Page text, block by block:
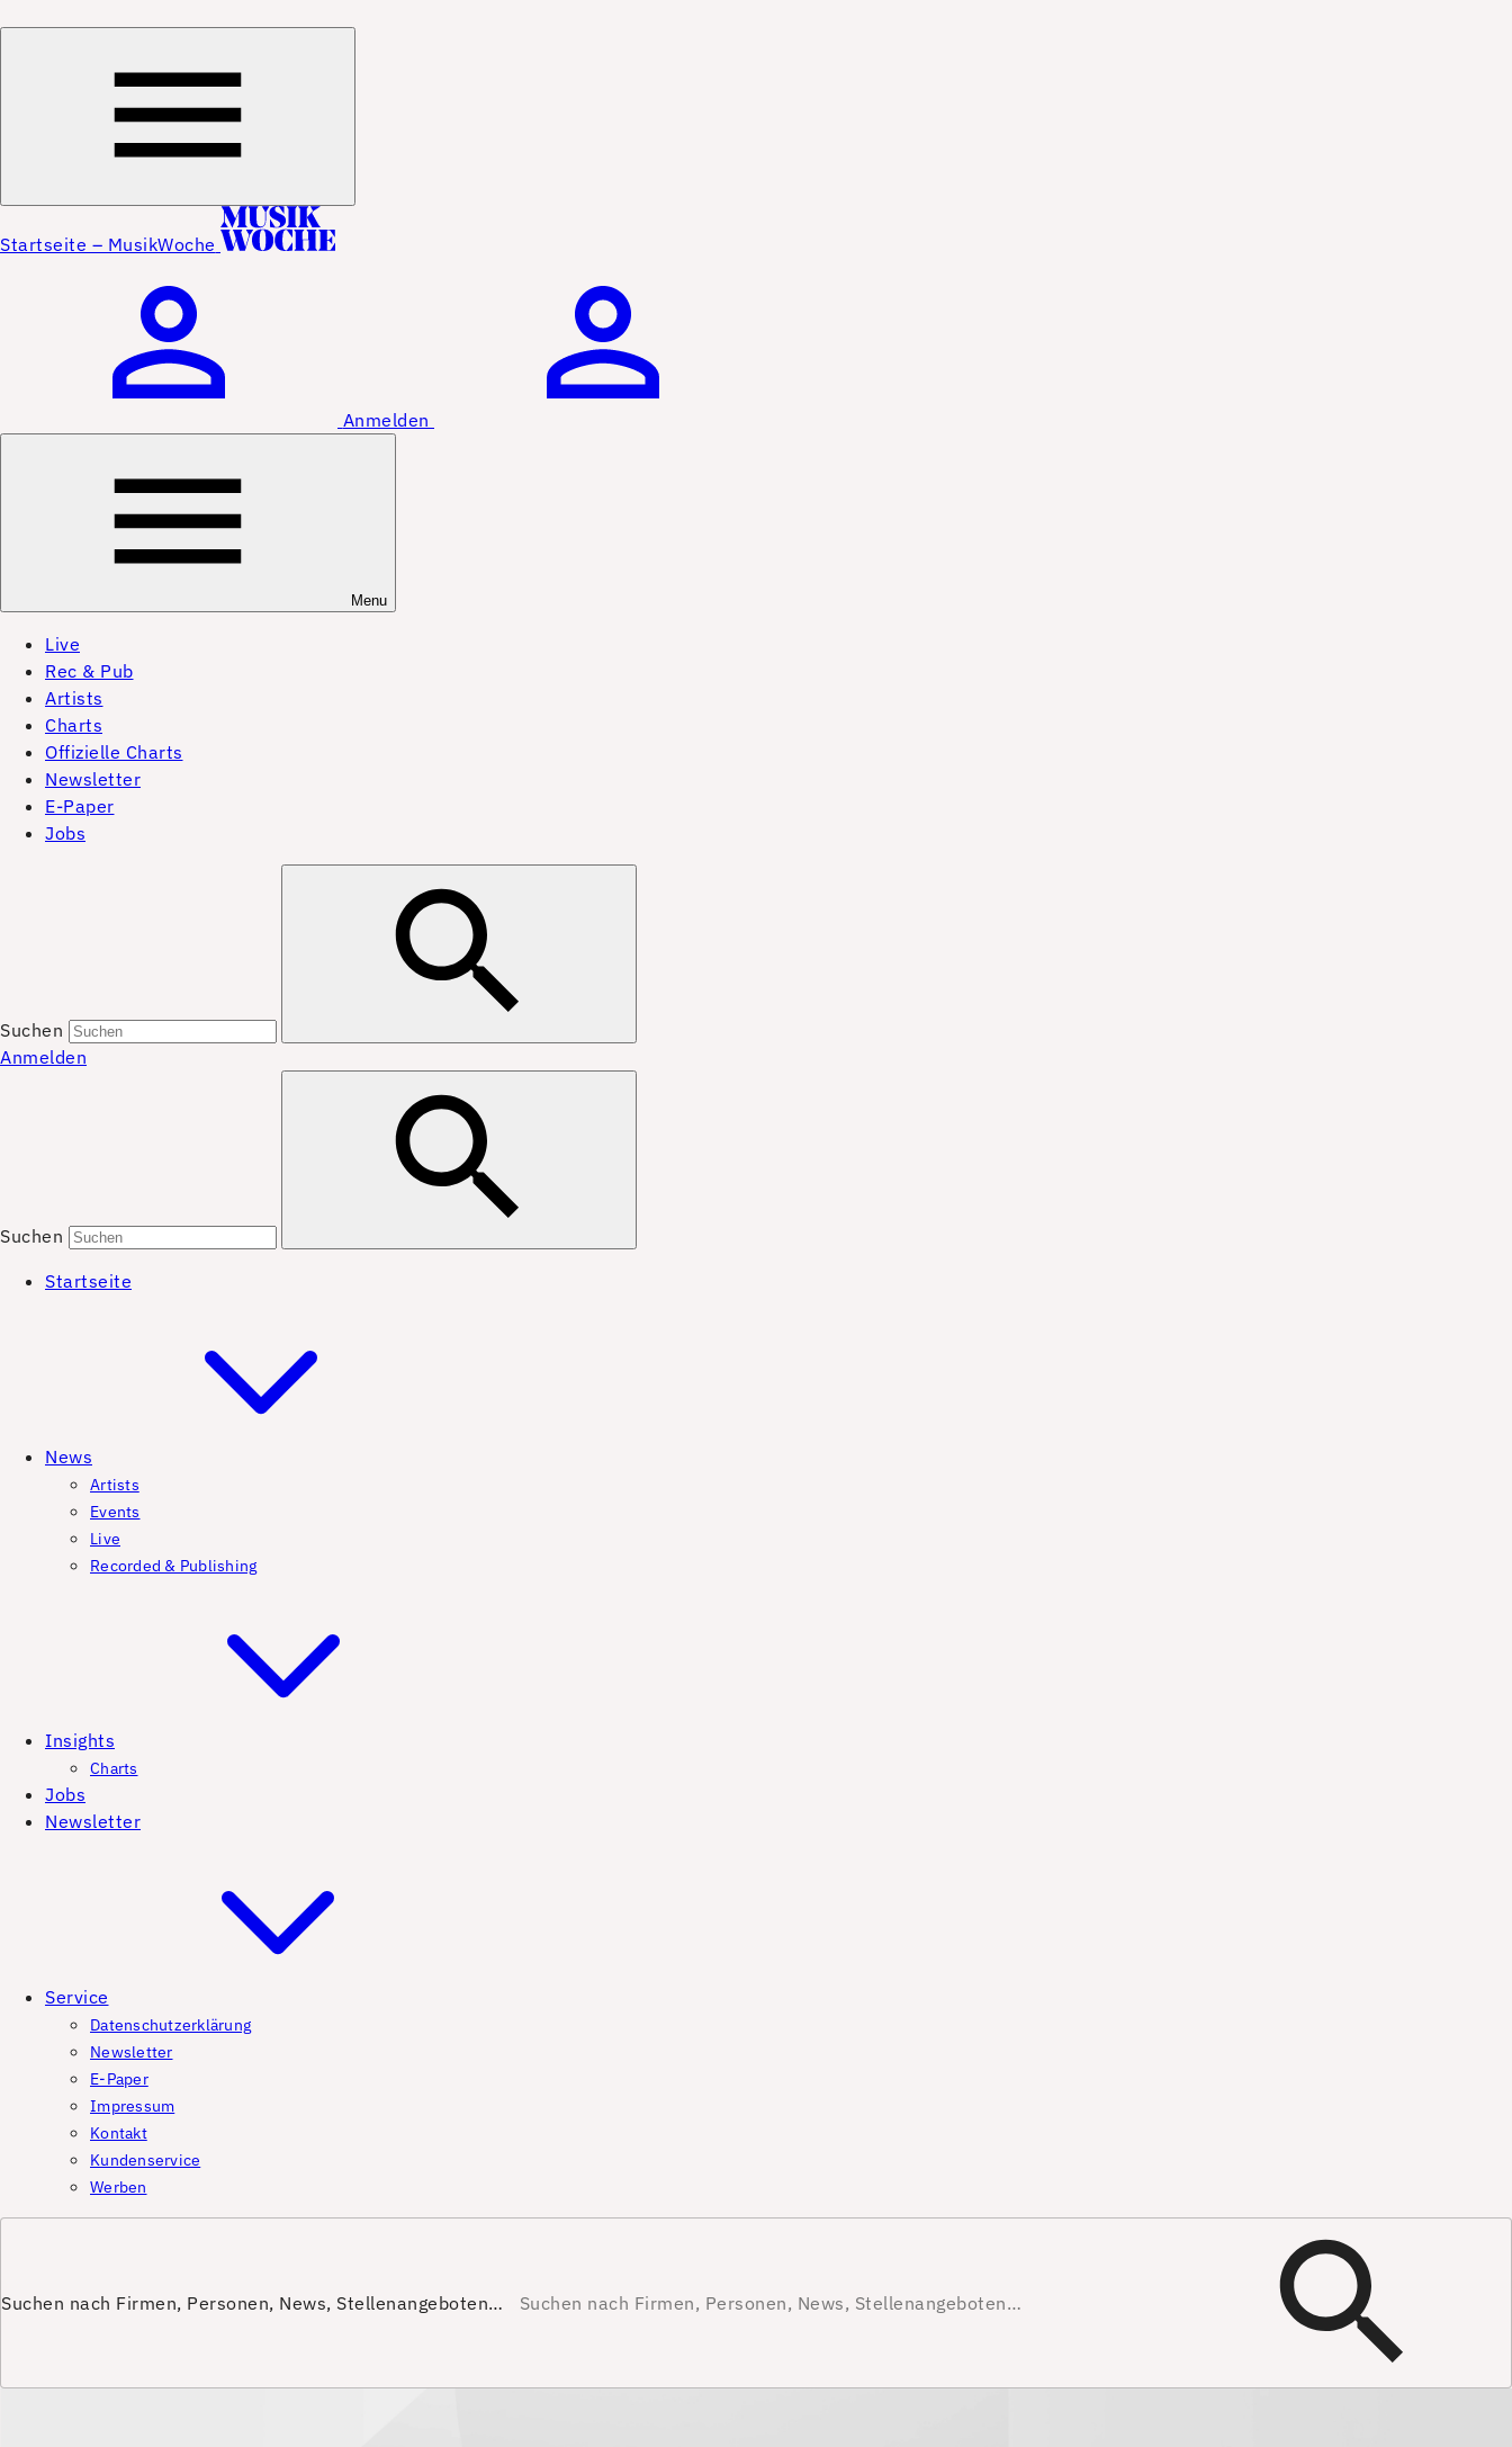
Startseite – MusikWoche
Anmelden
Menu
Live
Rec & Pub
Artists
Charts
Offizielle Charts
Newsletter
E-Paper
Jobs
Suchen
Anmelden
Suchen
Startseite
News
Artists
Events
Live
Recorded & Publishing
Insights
Charts
Jobs
Newsletter
Service
Datenschutzerklärung
Newsletter
E-Paper
Impressum
Kontakt
Kundenservice
Werben
Suchen nach Firmen, Personen, News, Stellenangeboten…